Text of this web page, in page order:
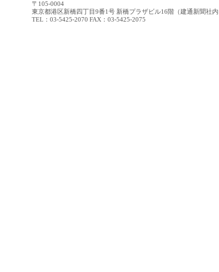
〒105-0004
東京都港区新橋四丁目9番1号 新橋プラザビル16階（建通新聞社
TEL：03-5425-2070 FAX：03-5425-2075